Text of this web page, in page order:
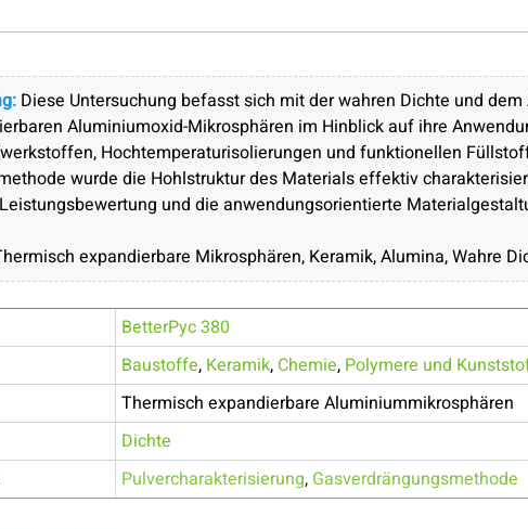
Diese Untersuchung befasst sich mit der wahren Dichte und
Aluminiumoxid-Mikrosphären im Hinblick auf ihre
Hochtemperaturisolierungen und funktionellen
wurde die Hohlstruktur des Materials effektiv
und die anwendungsorientierte
expandierbare Mikrosphären, Keramik, Alumina, Wahre
BetterPyc 380
Baustoffe, Keramik, Chemie, Polymere und
Thermisch expandierbare Aluminiummikrosphären
Dichte
Pulvercharakterisierung, Gasverdrängungsmethode